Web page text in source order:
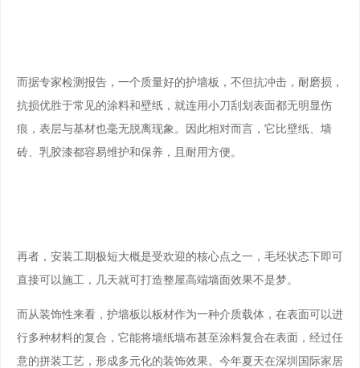
而据专家检测报告，一个质量好的护墙板，不但抗冲击，耐磨损，
抗损优胜于常见的涂料和壁纸，就连用小刀刮划表面都无明显伤
痕，表层与基材也毫无脱离现象。因此相对而言，它比壁纸、墙
砖、乳胶漆都容易维护和保养，且耐用方便。
再者，安装工期极短大概是受欢迎的核心点之一，毛坯状态下即可
直接可以施工，几天就可打造整屋高端墙面效果不是梦。
而从装饰性来看，护墙板以板材作为一种介质载体，在表面可以进
行多种材料的复合，它能将墙纸墙布甚至涂料复合在表面，经过任
意的拼装工艺，形成多元化的装饰效果。今年夏天在深圳国际家居